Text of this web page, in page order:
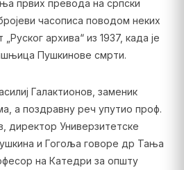
првих превода на српски
часописа поводом неких
„Руског архива“ из 1937, када је
Пушкинове смрти.
Галактионов, заменик
а поздравну реч упутио проф.
директор Универзитетске
и Гогоља говоре др Тања
на Катедри за општу